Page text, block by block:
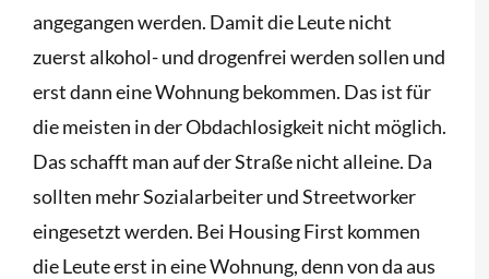
angegangen werden. Damit die Leute nicht
zuerst alkohol- und drogenfrei werden sollen und
erst dann eine Wohnung bekommen. Das ist für
die meisten in der Obdachlosigkeit nicht möglich.
Das schafft man auf der Straße nicht alleine. Da
sollten mehr Sozialarbeiter und Streetworker
eingesetzt werden. Bei Housing First kommen
die Leute erst in eine Wohnung, denn von da aus